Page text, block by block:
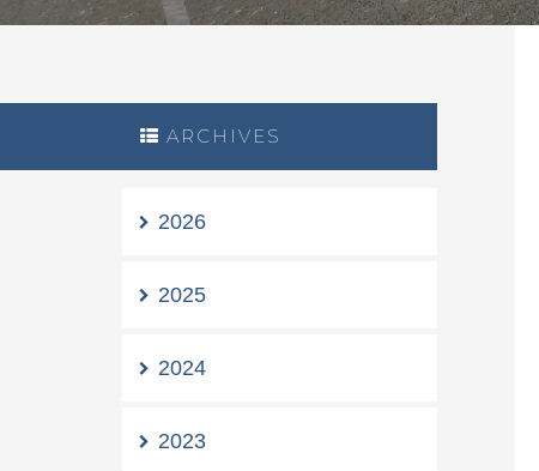
ARCHIVES
2026
2025
2024
2023